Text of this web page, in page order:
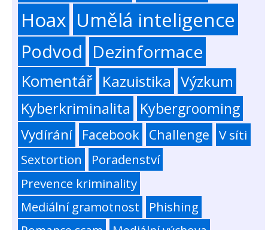
Hoax Umělá inteligence
Podvod Dezinformace
Komentář Kazuistika Výzkum
Kyberkriminalita Kybergrooming
Vydírání Facebook Challenge
V síti
Sextortion
Poradenství
Prevence kriminality
Mediální gramotnost
Phishing